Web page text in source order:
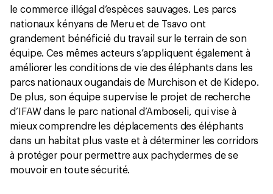
le commerce illégal d’espèces sauvages. Les parcs
nationaux kényans de Meru et de Tsavo ont
grandement bénéficié du travail sur le terrain de son
équipe. Ces mêmes acteurs s’appliquent également à
améliorer les conditions de vie des éléphants dans les
parcs nationaux ougandais de Murchison et de Kidepo.
De plus, son équipe supervise le projet de recherche
d’IFAW dans le parc national d’Amboseli, qui vise à
mieux comprendre les déplacements des éléphants
dans un habitat plus vaste et à déterminer les corridors
à protéger pour permettre aux pachydermes de se
mouvoir en toute sécurité.